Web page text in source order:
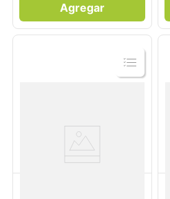
Agregar
Ver
Producto